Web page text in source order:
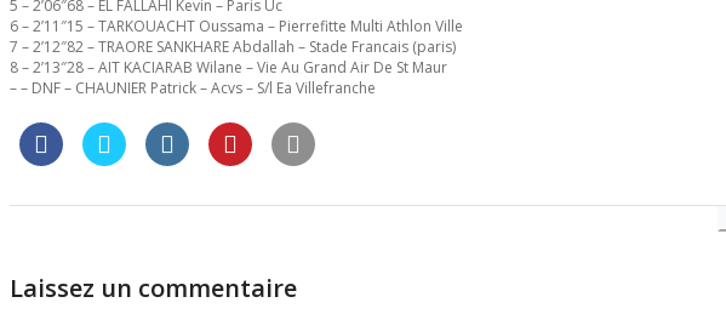
5 – 2’06″68 – EL FALLAHI Kevin – Paris Uc
6 – 2’11″15 – TARKOUACHT Oussama – Pierrefitte Multi Athlon Ville
7 – 2’12″82 – TRAORE SANKHARE Abdallah – Stade Francais (paris)
8 – 2’13″28 – AIT KACIARAB Wilane – Vie Au Grand Air De St Maur
– – DNF – CHAUNIER Patrick – Acvs – S/l Ea Villefranche
Laissez un commentaire